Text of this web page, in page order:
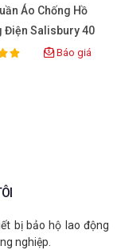
Áo Chống Hồ
Điện Salisbury 40
CAL Size LBáo giá
bị bảo hộ lao động
nghiệp.